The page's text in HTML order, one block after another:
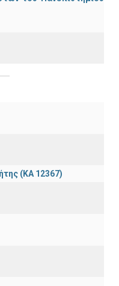
(ΚΑ 12367)